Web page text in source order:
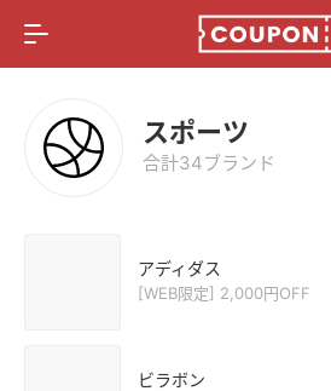
懸賞情報スポーツ
合計34ブランド
アディダス
[WEB限定] 2,000円OFF
ビラボン